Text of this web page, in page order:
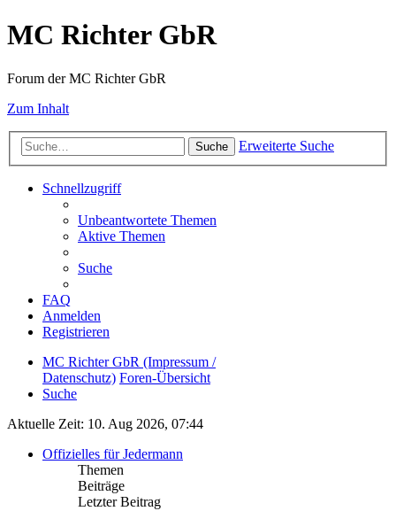
MC Richter GbR
Forum der MC Richter GbR
Zum Inhalt
Suche Erweiterte Suche
Schnellzugriff
Unbeantwortete Themen
Aktive Themen
Suche
FAQ
Anmelden
Registrieren
MC Richter GbR (Impressum /
Datenschutz) Foren-Übersicht
Suche
Aktuelle Zeit: 10. Aug 2026, 07:44
Offizielles für Jedermann
Themen
Beiträge
Letzter Beitrag